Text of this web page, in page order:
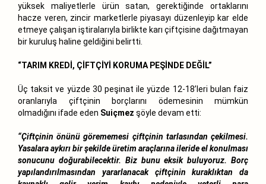
yüksek maliyetlerle ürün satan, gerektiğinde ortaklarını
hacze veren, zincir marketlerle piyasayı düzenleyip kar elde
etmeye çalışan iştiralarıyla birlikte karı çiftçisine dağıtmayan
bir kuruluş haline geldiğini belirtti.
“TARIM KREDİ, ÇİFTÇİYİ KORUMA PEŞİNDE DEĞİL”
Üç taksit ve yüzde 30 peşinat ile yüzde 12-18’leri bulan faiz
oranlarıyla çiftçinin borçlarını ödemesinin mümkün
olmadığını ifade eden Suiçmez şöyle devam etti:
“Çiftçinin önünü görememesi çiftçinin tarlasından çekilmesi.
Yasalara aykırı bir şekilde üretim araçlarına ileride el konulması
sonucunu doğurabilecektir. Biz bunu eksik buluyoruz. Borç
yapılandırılmasından yararlanacak çiftçinin kuraklıktan da